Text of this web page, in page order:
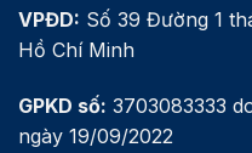
VPĐD: Số 39 Đường 1
Hồ Chí Minh
GPKD số: 3703083333
ngày 19/09/2022